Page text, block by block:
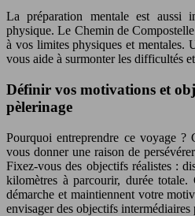
La préparation mentale est aussi
physique. Le Chemin de
à vos limites physiques et mentales.
vous aide à surmonter les difficultés
Définir vos motivations et
pèlerinage
Pourquoi entreprendre ce voyage
vous donner une raison de
Fixez-vous des objectifs réalistes :
kilomètres à parcourir, durée totale.
démarche et maintiennent votre
envisager des objectifs intermédiaires